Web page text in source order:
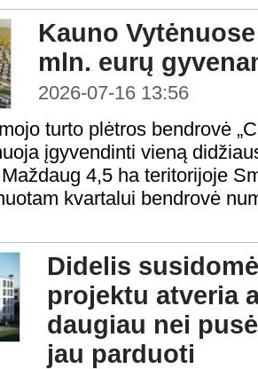
Kauno
mln. eurų
2026-07-16 13:56
turto plėtros bendrovė
įgyvendinti vieną
4,5 ha teritorijoje
kvartalui bendrovė
Didelis
projektu atveria
daugiau nei
jau parduoti